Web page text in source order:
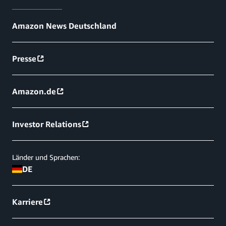
Amazon News Deutschland
Presse
Amazon.de
Investor Relations
Länder und Sprachen:
DE
Karriere